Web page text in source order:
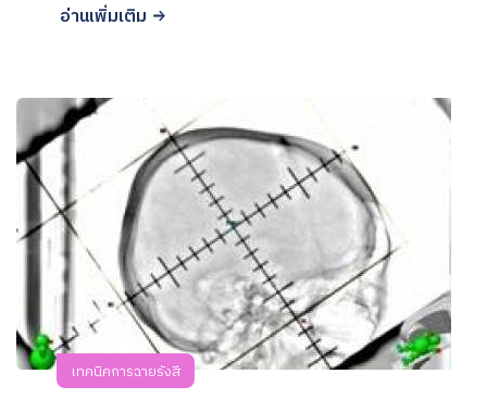
อ่านเพิ่มเติม
เทคนิคการฉายรังสี